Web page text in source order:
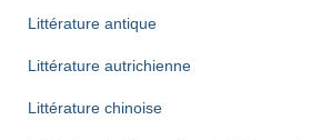
Littérature antique
Littérature autrichienne
Littérature chinoise